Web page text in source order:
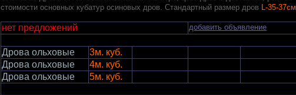
стоимости основных кубатур осиновых дров. Стандартный размер дров L-35-37см.
нет предложений добавить объявление
Дрова ольховые
3м. куб.
Дрова ольховые
4м. куб.
Дрова ольховые
5м. куб.